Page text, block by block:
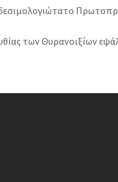
των Θυρανοιξίων